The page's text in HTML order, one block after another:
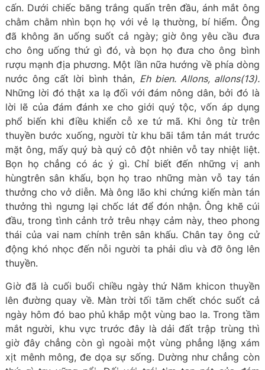
cấn. Dưới chiếc băng trắng quấn trên đầu, ánh mắt ông
chằm chằm nhìn bọn họ với vẻ lạ thường, bí hiểm. Ông
đã không ăn uống suốt cả ngày; giờ ông yêu cầu đưa
cho ông uống thứ gì đó, và bọn họ đưa cho ông bình
rượu mạnh địa phương. Một lần nữa hướng về phía dòng
nước ông cất lời bình thản, Eh bien. Allons, allons(13).
Những lời đó thật xa lạ đối với đám nông dân, bởi đó là
lời lẽ của đám đánh xe cho giới quý tộc, vốn áp dụng
phổ biến khi điều khiển cỗ xe tứ mã. Khi ông từ trên
thuyền bước xuống, người từ khu bãi tắm tản mát trước
mặt ông, mấy quý bà quý cô đột nhiên vỗ tay nhiệt liệt.
Bọn họ chẳng có ác ý gì. Chỉ biết đến những vị anh
hùngtrên sân khấu, bọn họ trao những màn vỗ tay tán
thưởng cho vở diễn. Mà ông lão khi chứng kiến màn tán
thưởng thì ngưng lại chốc lát để đón nhận. Ông khẽ cúi
đầu, trong tình cảnh trở trêu nhạy cảm này, theo phong
thái của vai nam chính trên sân khấu. Chân tay ông cử
động khó nhọc đến nỗi người ta phải dìu và đỡ ông lên
thuyền.
Giờ đã là cuối buổi chiều ngày thứ Năm khicon thuyền
lên đường quay về. Màn trời tối tăm chết chóc suốt cả
ngày hôm đó bao phủ khắp một vùng bao la. Trong tầm
mắt người, khu vực trước đây là dải đất trập trùng thì
giờ đây chẳng còn gì ngoài một vùng phẳng lặng xám
xịt mênh mông, đe dọa sự sống. Dường như chẳng còn